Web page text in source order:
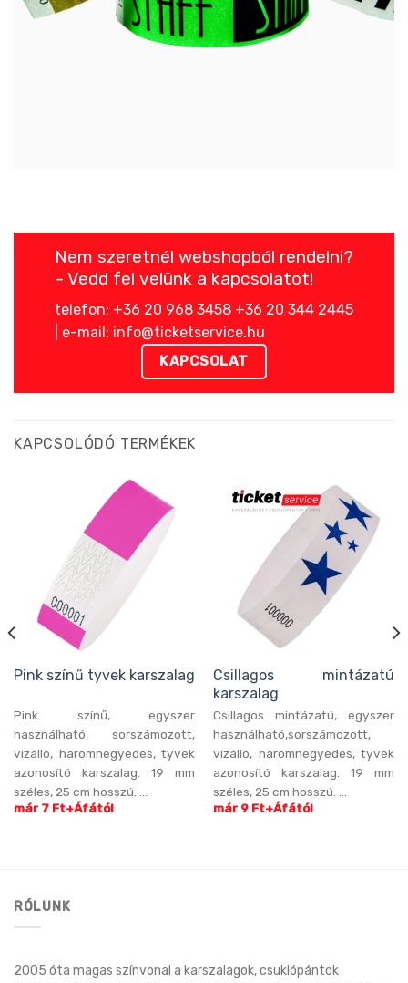
Nem szeretnél webshopból rendelni?
– Vedd fel velünk a kapcsolatot!
telefon: +36 20 968 3458 +36 20 344 2445
| e-mail: info@ticketservice.hu
KAPCSOLAT
KAPCSOLÓDÓ TERMÉKEK
Pink színű tyvek karszalag
Pink színű, egyszer
használható, sorszámozott,
vízálló, háromnegyedes, tyvek
azonosító karszalag. 19 mm
széles, 25 cm hosszú. ...
már 7 Ft+Áfától
Csillagos mintázatú
karszalag
Csillagos mintázatú, egyszer
használható,sorszámozott,
vízálló, háromnegyedes, tyvek
azonosító karszalag. 19 mm
széles, 25 cm hosszú. ...
már 9 Ft+Áfától
RÓLUNK
2005 óta magas színvonal a karszalagok, csuklópántok